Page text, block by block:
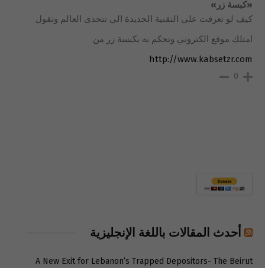
«كبسة زر»
كيف لو تعرفت على التقنية الجديدة الي تتحدى العالم وتقول
امتلك موقع الكتروني وتحكم به بكبسة زر من
http://www.kabsetzr.com
0
أحدث المقالات باللغة الإنجليزية
A New Exit for Lebanon’s Trapped Depositors- The Beirut